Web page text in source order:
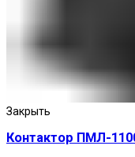
Закрыть
Контактор ПМЛ-